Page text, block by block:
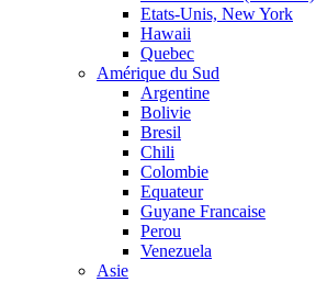
Etats-Unis, New York
Hawaii
Quebec
Amérique du Sud
Argentine
Bolivie
Bresil
Chili
Colombie
Equateur
Guyane Francaise
Perou
Venezuela
Asie